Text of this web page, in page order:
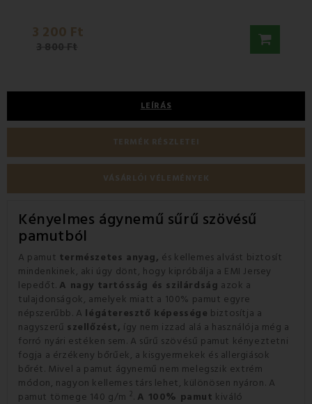
3 200 Ft
3 800 Ft
LEÍRÁS
TERMÉK RÉSZLETEI
VÁSÁRLÓI VÉLEMÉNYEK
Kényelmes ágynemű sűrű szövésű
pamutból
A pamut természetes anyag, és kellemes alvást biztosít
mindenkinek, aki úgy dönt, hogy kipróbálja a EMI Jersey
lepedőt. A nagy tartósság és szilárdság azok a
tulajdonságok, amelyek miatt a 100% pamut egyre
népszerűbb. A légáteresztő képessége biztosítja a
nagyszerű szellőzést, így nem izzad alá a használója még a
forró nyári estéken sem. A sűrű szövésű pamut kényeztetni
fogja a érzékeny bőrűek, a kisgyermekek és allergiások
bőrét. Mivel a pamut ágynemű nem melegszik extrém
módon, nagyon kellemes társ lehet, különösen nyáron. A
pamut tömege 140 g/m 2. A 100% pamut kiváló